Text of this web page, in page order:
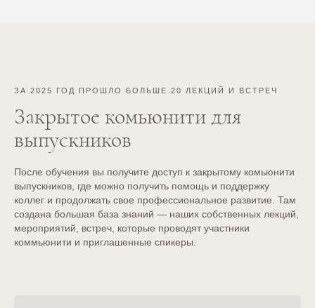
ЗА 2025 ГОД ПРОШЛО БОЛЬШЕ 20 ЛЕКЦИЙ И ВСТРЕЧ
Закрытое комьюнити для
выпускников
После обучения вы получите доступ к закрытому комьюнити
выпускников, где можно получить помощь и поддержку
коллег и продолжать свое профессиональное развитие. Там
создана большая база знаний — наших собственных лекций,
мероприятий, встреч, которые проводят участники
коммьюнити и приглашенные спикеры.
сертификат о
прослушивании курса, иной
вариант?
Полученный документ даёт
допуск к практике или это
теоретическая база?
Обучение будет проходить